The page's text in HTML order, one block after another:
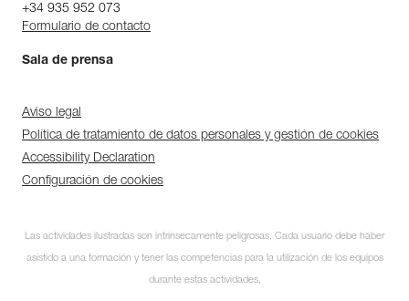
+34 935 952 073
Formulario de contacto
Sala de prensa
Aviso legal
Política de tratamiento de datos personales y gestión de cookies
Accessibility Declaration
Configuración de cookies
Las actividades ilustradas son intrínsecamente peligrosas. Cada usuario debe haber
asistido a una formación y tener las competencias para la utilización de los equipos
durante estas actividades.